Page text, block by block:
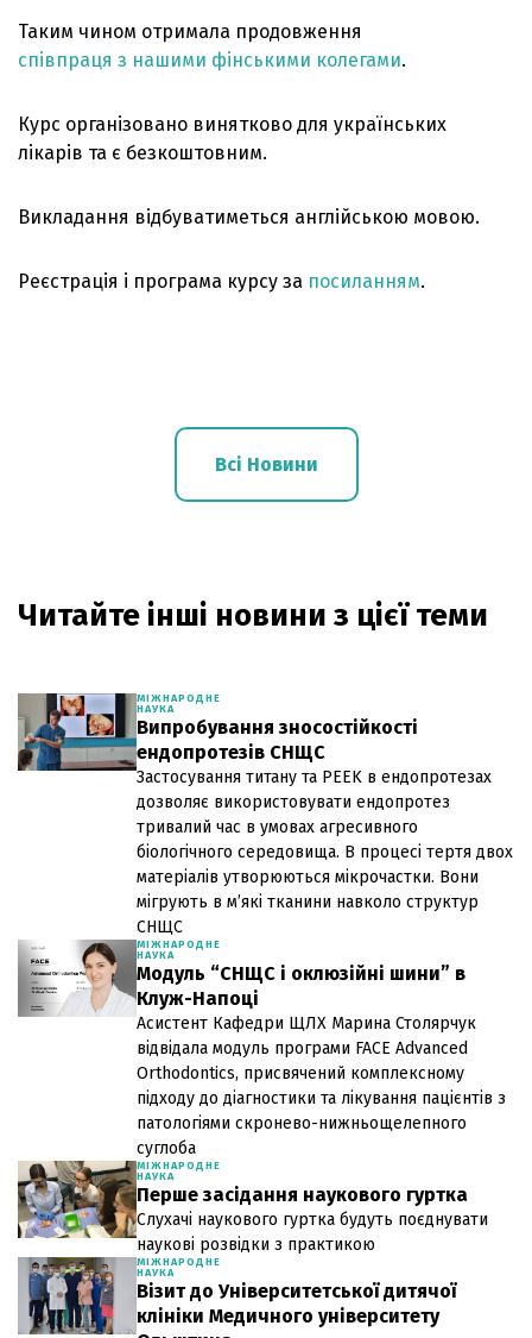
Таким чином отримала продовження
співпраця з нашими фінськими колегами.
Курс організовано винятково для українських
лікарів та є безкоштовним.
Викладання відбуватиметься англійською мовою.
Реєстрація і програма курсу за посиланням.
Всі Новини
Читайте інші новини з цієї теми
МІЖНАРОДНЕ
НАУКА
Випробування зносостійкості
ендопротезів СНЩС
Застосування титану та PEEK в ендопротезах
дозволяє використовувати ендопротез
тривалий час в умовах агресивного
біологічного середовища. В процесі тертя двох
матеріалів утворюються мікрочастки. Вони
мігрують в м’які тканини навколо структур
СНЩС
МІЖНАРОДНЕ
НАУКА
Модуль “СНЩС і оклюзійні шини” в
Клуж-Напоці
Асистент Кафедри ЩЛХ Марина Столярчук
відвідала модуль програми FACE Advanced
Orthodontics, присвячений комплексному
підходу до діагностики та лікування пацієнтів з
патологіями скронево-нижньощелепного
суглоба
МІЖНАРОДНЕ
НАУКА
Перше засідання наукового гуртка
Слухачі наукового гуртка будуть поєднувати
наукові розвідки з практикою
МІЖНАРОДНЕ
НАУКА
Візит до Університетської дитячої
клініки Медичного університету